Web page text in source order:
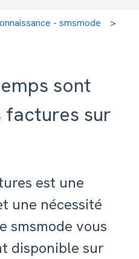
- smsmode
sont
factures sur
est une
une nécessité
smsmode vous
disponible sur